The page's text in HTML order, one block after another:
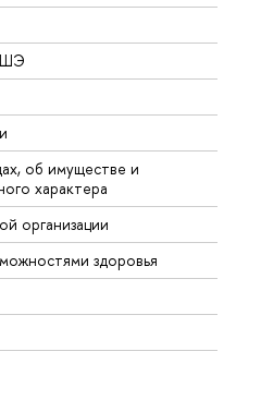
об имуществе и
характера
организации
здоровья